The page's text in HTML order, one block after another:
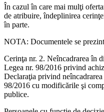
În cazul în care mai mulţi
de atribuire, îndeplinirea
în parte.
NOTA: Documentele se
Cerinţa nr. 2. Neîncadrarea în
Legea nr. 98/2016 privind
Declaraţia privind
98/2016 cu modificările şi
publice.